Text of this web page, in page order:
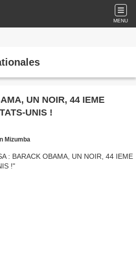
MENU
UN NOIR, 44 IEME
UNIS !
Mizumba